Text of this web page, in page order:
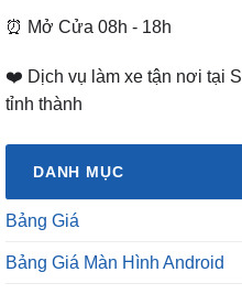
⏰ Mở Cửa 08h - 18h
❤️ Dịch vụ làm xe tận nơi tại
tỉnh thành
DANH MỤC
Bảng Giá
Bảng Giá Màn Hình Android